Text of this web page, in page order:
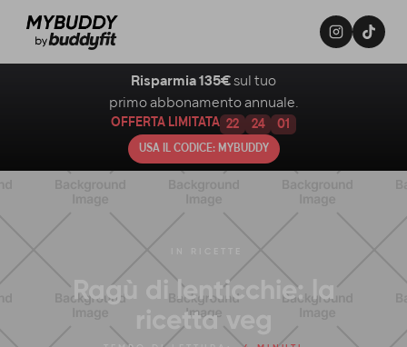
Ragù di lenticchie: la
ricetta veg
Risparmia 135€ sul tuo
primo abbonamento annuale.
OFFERTA LIMITATA 22 24 00
USA IL CODICE: MYBUDDY